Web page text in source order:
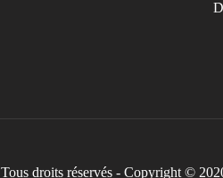
Tous droits réservés - Copyright ©